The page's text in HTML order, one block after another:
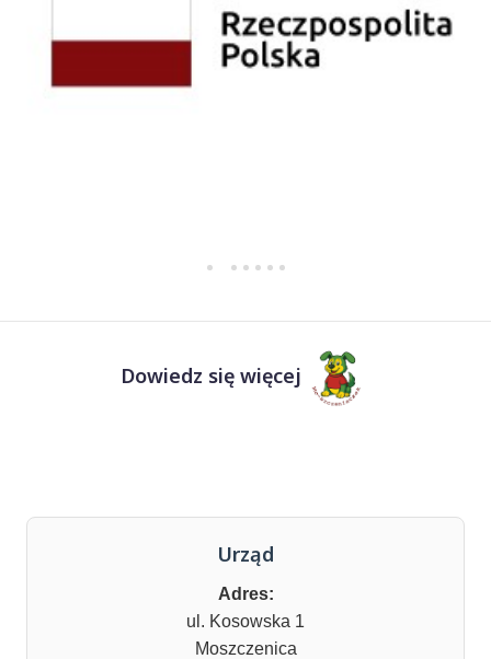
Dowiedz się więcej
Urząd
Adres:
ul. Kosowska 1
Moszczenica